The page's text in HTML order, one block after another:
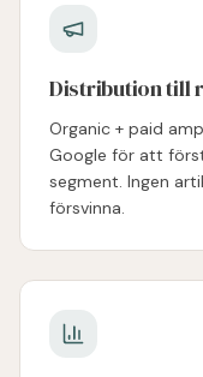
Distribution till
Organic + paid
Google för att
segment. Ingen
försvinna.